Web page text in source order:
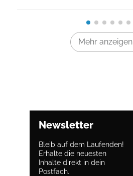
Mehr anzeigen
Newsletter
Bleib auf dem Laufenden!
Erhalte die neuesten
Inhalte direkt in dein
Postfach.